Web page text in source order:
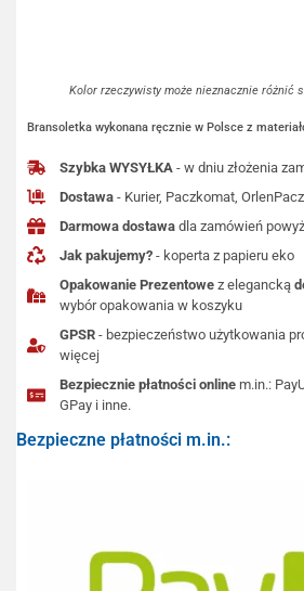
Kolor rzeczywisty może nieznacznie różnić
Bransoletka wykonana ręcznie w Polsce z
Szybka WYSYŁKA - w dniu złożenia
Dostawa - Kurier, Paczkomat,
Darmowa dostawa dla zamówień
Jak pakujemy? - koperta z papieru eko
Opakowanie Prezentowe z elegancką
wybór opakowania w koszyku
GPSR - bezpieczeństwo użytkowania
więcej
Bezpiecznie płatności online m.in.:
GPay i inne.
Bezpieczne płatności m.in.: